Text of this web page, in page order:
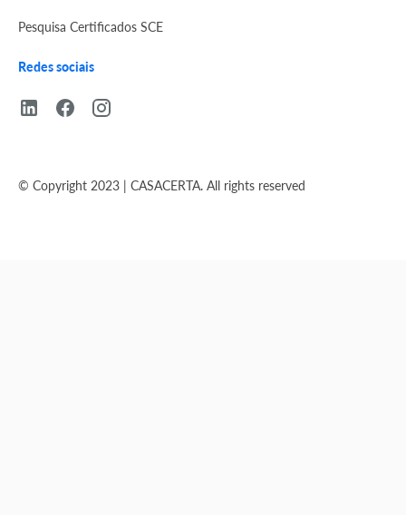
Pesquisa Certificados SCE
Redes sociais
© Copyright 2023 | CASACERTA. All rights reserved